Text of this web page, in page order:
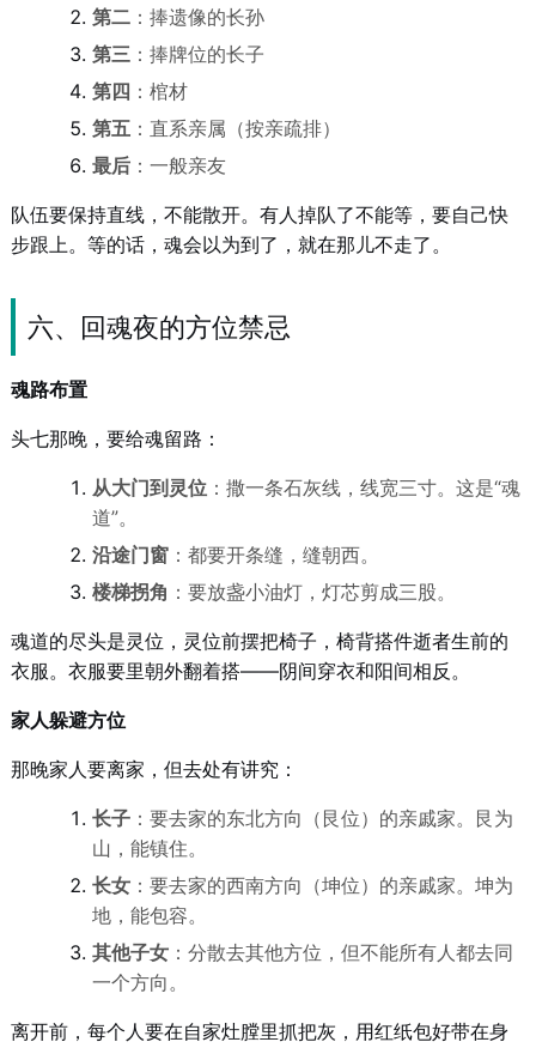
第二：捧遗像的长孙
第三：捧牌位的长子
第四 ：棺材
第五：直系亲属（按亲疏排）
最后：一般亲友
队伍要保持直线，不能散开。有人掉队了不能等，要自己快
步跟上。等的话，魂会以为到了，就在那儿不走了。
六、回魂夜的方位禁忌
魂路布置
头七那晚，要给魂留路：
从大门到灵位：撒一条石灰线，线宽三寸。这是“魂
道”。
沿途门窗：都要开条缝，缝朝西。
楼梯拐角 ：要放盏小油灯，灯芯剪成三股。
魂道的尽头是灵位，灵位前摆把椅子，椅背搭件逝者生前的
衣服。衣服要里朝外翻着搭——阴间穿衣和阳间相反。
家人躲避方位
那晚家人要离家，但去处有讲究：
长子：要去家的东北方向（艮位）的亲戚家。艮为
山，能镇住。
长女：要去家的西南方向（坤位）的亲戚家。坤为
地，能包容。
其他子女：分散去其他方位，但不能所有人都去同
一个方向。
离开前，每个人要在自家灶膛里抓把灰，用红纸包好带在身